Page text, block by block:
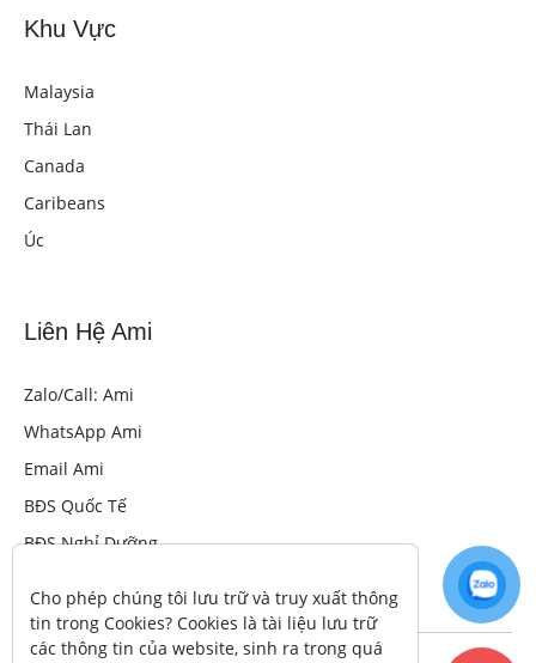
Khu Vực
Malaysia
Thái Lan
Canada
Caribeans
Úc
Liên Hệ Ami
Zalo/Call: Ami
WhatsApp Ami
Email Ami
BĐS Quốc Tế
BĐS Nghỉ Dưỡng
Cho phép chúng tôi lưu trữ và truy xuất thông
tin trong Cookies? Cookies là tài liệu lưu trữ
các thông tin của website, sinh ra trong quá